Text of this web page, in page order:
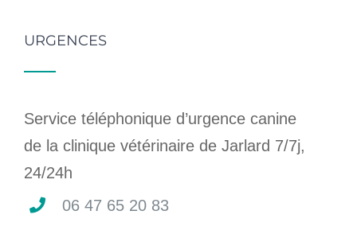
URGENCES
Service téléphonique d’urgence canine
de la clinique vétérinaire de Jarlard 7/7j,
24/24h
06 47 65 20 83